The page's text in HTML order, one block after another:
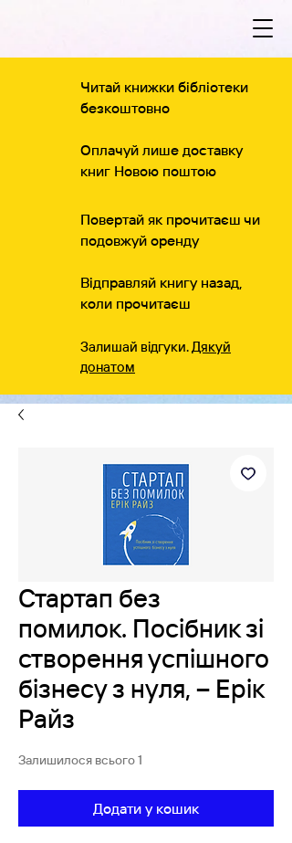
Читай книжки бібліотеки
безкоштовно
Оплачуй лише доставку
книг Новою поштою
Повертай як прочитаєш чи
подовжуй оренду
Відправляй книгу назад,
коли прочитаєш
Залишай відгуки. Дякуй
донатом
Стартап без
помилок. Посібник зі
створення успішного
бізнесу з нуля, – Ерік
Райз
Залишилося всього 1
Додати у кошик